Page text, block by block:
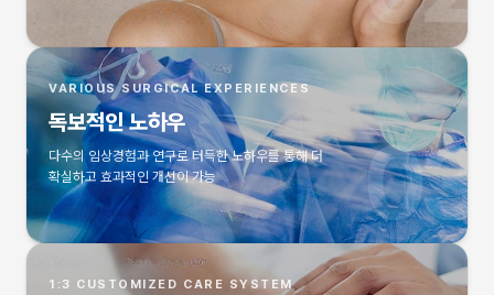
VARIOUS SURGICAL EXPERIENCES
독보적인 노하우
다수의 임상경험과 연구로 터득한 노하우를 통해 더
확실하고 효과적인 개선이 가능
1:3 CUSTOMIZED CARE SYSTEM